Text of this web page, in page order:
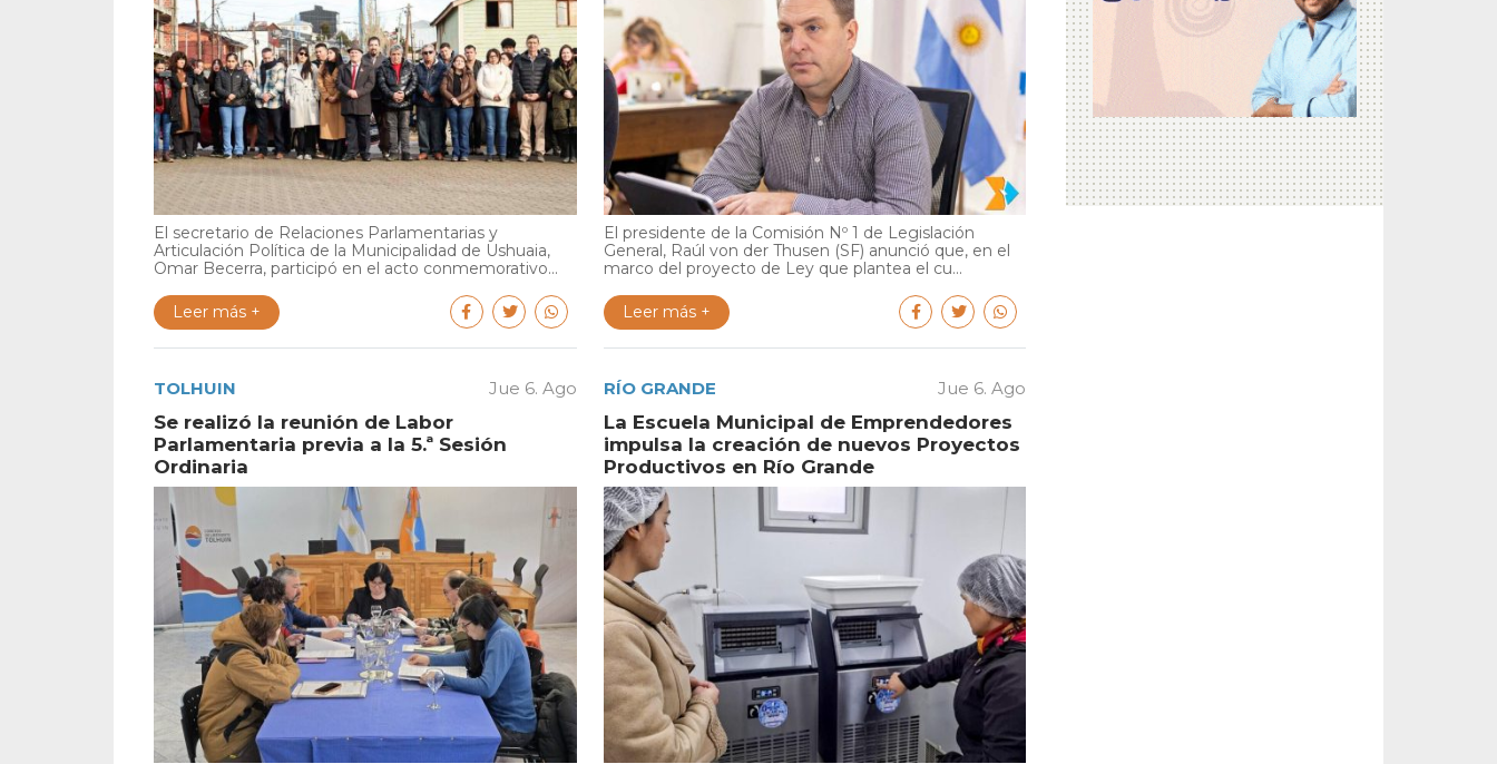
El secretario de Relaciones Parlamentarias y
Articulación Política de la Municipalidad de Ushuaia,
Omar Becerra, participó en el acto conmemorativo...
Leer más +
El presidente de la Comisión Nº 1 de Legislación
General, Raúl von der Thusen (SF) anunció que, en el
marco del proyecto de Ley que plantea el cu...
Leer más +
TOLHUIN Jue 6. Ago
Se realizó la reunión de Labor
Parlamentaria previa a la 5.ª Sesión
Ordinaria
RÍO GRANDE Jue 6. Ago
La Escuela Municipal de Emprendedores
impulsa la creación de nuevos Proyectos
Productivos en Río Grande